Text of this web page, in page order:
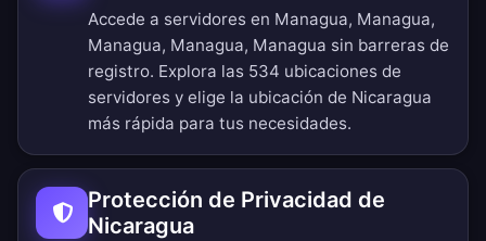
Accede a servidores en Managua, Managua,
Managua, Managua, Managua sin barreras de
registro. Explora las 534 ubicaciones de
servidores y elige la ubicación de Nicaragua
más rápida para tus necesidades.
Protección de Privacidad de
Nicaragua